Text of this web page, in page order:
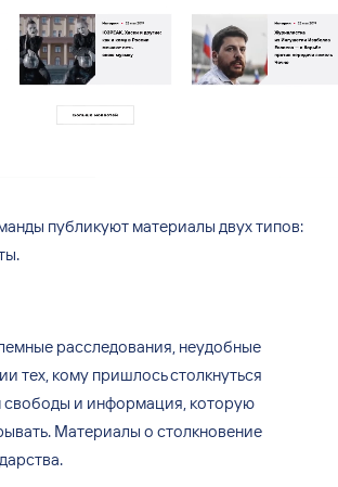
публикуют материалы двух типов:
расследования, неудобные
тех, кому пришлось столкнуться
свободы и информация, которую
Материалы о столкновение